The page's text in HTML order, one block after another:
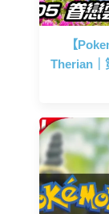
【
Therian｜